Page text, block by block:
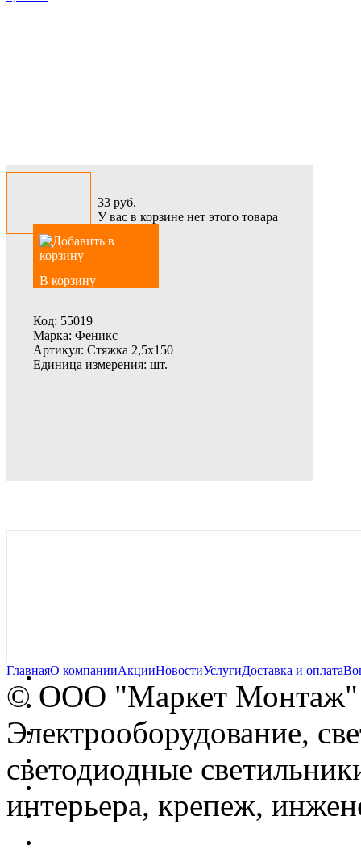
33 руб.
У вас в корзине нет этого товара
В корзину
Код: 55019
Марка: Феникс
Артикул: Стяжка 2,5х150
Единица измерения: шт.
ГлавнаяО компанииАкцииНовостиУслугиДоставка и оплата
© OOO "Маркет Монтаж"
Электрооборудование,
светодиодные
интерьера, крепеж,